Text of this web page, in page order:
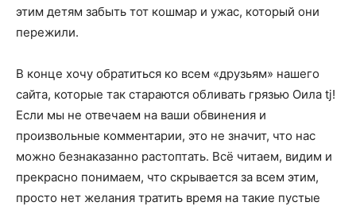
этим детям забыть тот кошмар и ужас, который они
пережили.
В конце хочу обратиться ко всем «друзьям» нашего
сайта, которые так стараются обливать грязью Оила tj!
Если мы не отвечаем на ваши обвинения и
произвольные комментарии, это не значит, что нас
можно безнаказанно растоптать. Всё читаем, видим и
прекрасно понимаем, что скрывается за всем этим,
просто нет желания тратить время на такие пустые